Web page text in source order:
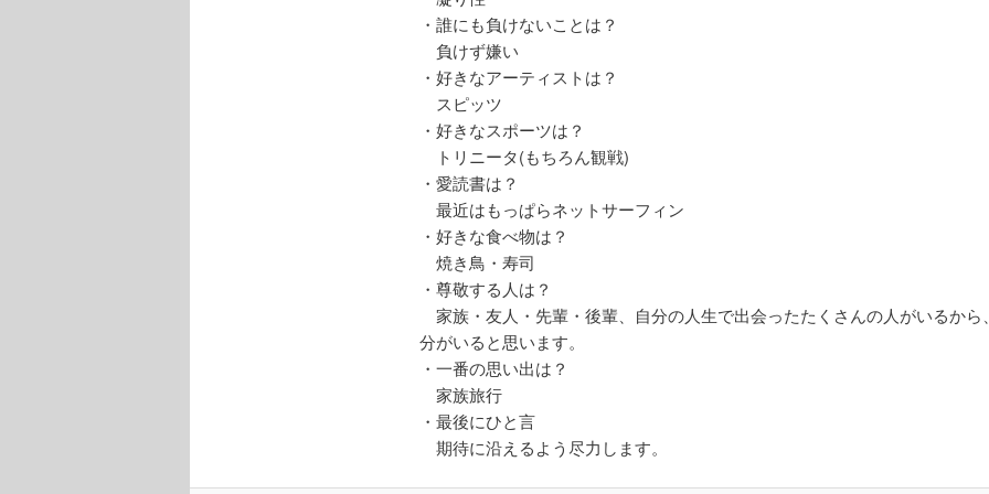
・誰にも負けないことは？
負けず嫌い
・好きなアーティストは？
スピッツ
・好きなスポーツは？
トリニータ(もちろん観戦)
・愛読書は？
最近はもっぱらネットサーフィン
・好きな食べ物は？
焼き鳥・寿司
・尊敬する人は？
家族・友人・先輩・後輩、自分の人生で出会ったたくさんの人がいるから
分がいると思います。
・一番の思い出は？
家族旅行
・最後にひと言
期待に沿えるよう尽力します。